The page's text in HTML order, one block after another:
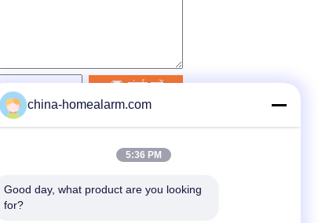
संपर्क करें
china-homealarm.com
5:36 PM
Good day, what product are you looking
for?